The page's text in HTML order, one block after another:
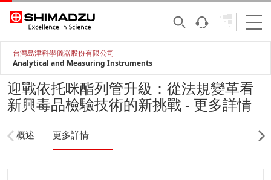
台灣島津科學儀器股份有限公司
Analytical and Measuring Instruments
迎戰依托咪酯列管升級：從法規變革看
新興毒品檢驗技術的新挑戰 - 更多詳情
概述 更多詳情